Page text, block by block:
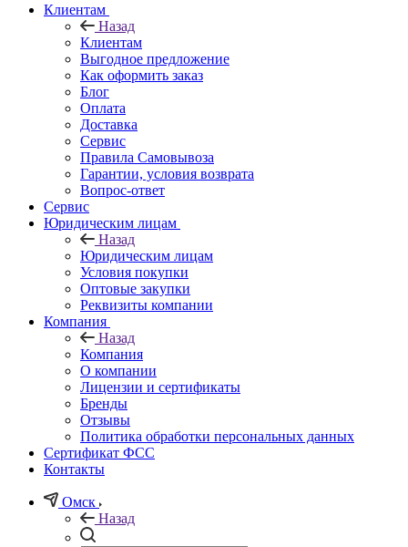
Клиентам
Назад
Клиентам
Выгодное предложение
Как оформить заказ
Блог
Оплата
Доставка
Сервис
Правила Самовывоза
Гарантии, условия возврата
Вопрос-ответ
Сервис
Юридическим лицам
Назад
Юридическим лицам
Условия покупки
Оптовые закупки
Реквизиты компании
Компания
Назад
Компания
О компании
Лицензии и сертификаты
Бренды
Отзывы
Политика обработки персональных данных
Сертификат ФСС
Контакты
Омск
Назад